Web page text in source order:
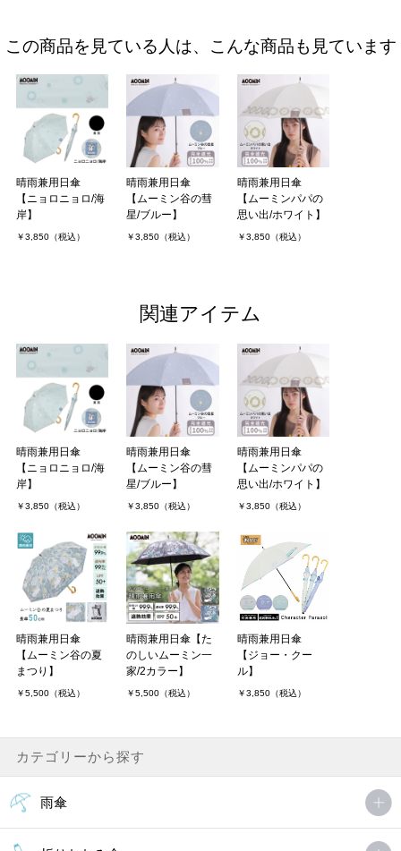
この商品を見ている人は、こんな商品も見ています
晴雨兼用日傘
【ニョロニョロ/海
岸】
￥3,850（税込）
晴雨兼用日傘
【ムーミン谷の彗
星/ブルー】
￥3,850（税込）
晴雨兼用日傘
【ムーミンパパの
思い出/ホワイト】
￥3,850（税込）
関連アイテム
晴雨兼用日傘
【ニョロニョロ/海
岸】
￥3,850（税込）
晴雨兼用日傘
【ムーミン谷の彗
星/ブルー】
￥3,850（税込）
晴雨兼用日傘
【ムーミンパパの
思い出/ホワイト】
￥3,850（税込）
晴雨兼用日傘
【ムーミン谷の夏
まつり】
￥5,500（税込）
晴雨兼用日傘【た
のしいムーミン一
家/2カラー】
￥5,500（税込）
晴雨兼用日傘
【ジョー・クー
ル】
￥3,850（税込）
カテゴリーから探す
雨傘